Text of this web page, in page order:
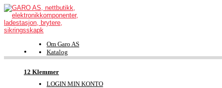
12 Klemmer
Om Garo AS
Katalog
FDV-dokumentasjon
Support
LOGIN MIN KONTO